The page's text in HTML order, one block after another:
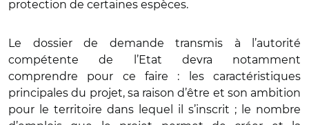
protection de certaines espèces.
Le dossier de demande transmis à l’autorité
compétente de l’Etat devra notamment
comprendre pour ce faire : les caractéristiques
principales du projet, sa raison d’être et son ambition
pour le territoire dans lequel il s’inscrit ; le nombre